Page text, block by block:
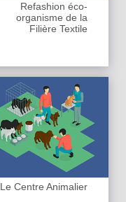
Refashion éco-
organisme de la
Filière Textile
Le Centre Animalier